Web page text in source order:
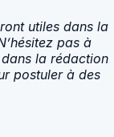
utiles dans la
pas à
la rédaction
postuler à des